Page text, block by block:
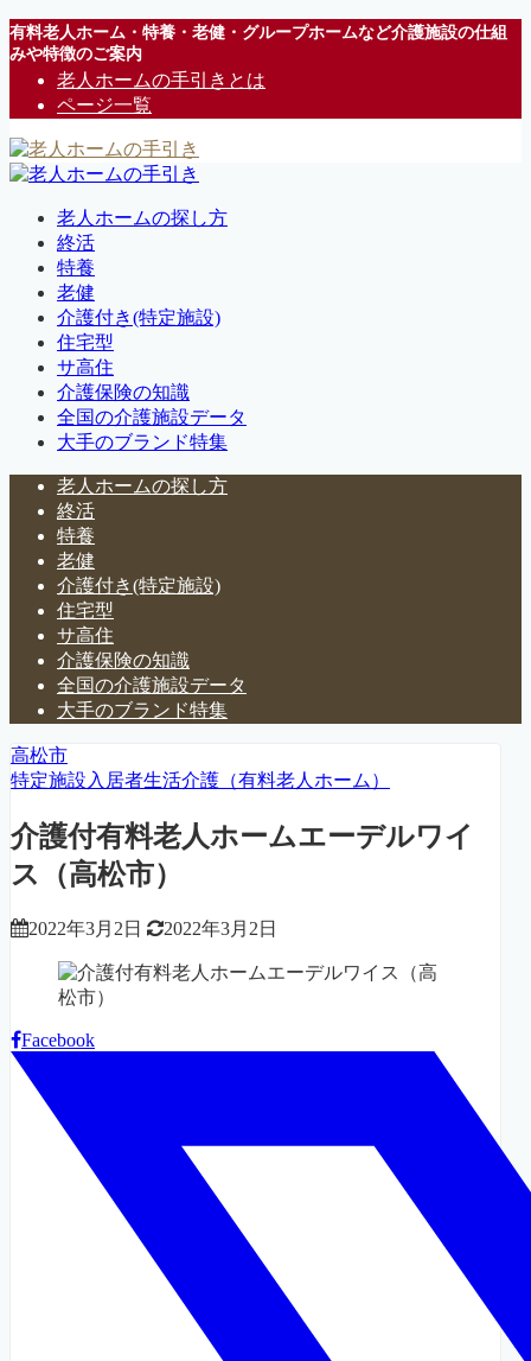
有料老人ホーム・特養・老健・グループホームなど介護施設の仕組
みや特徴のご案内
老人ホームの手引きとは
ページ一覧
老人ホームの探し方
終活
特養
老健
介護付き(特定施設)
住宅型
サ高住
介護保険の知識
全国の介護施設データ
大手のブランド特集
老人ホームの探し方
終活
特養
老健
介護付き(特定施設)
住宅型
サ高住
介護保険の知識
全国の介護施設データ
大手のブランド特集
高松市
特定施設入居者生活介護（有料老人ホーム）
介護付有料老人ホームエーデルワイ
ス（高松市）
2022年3月2日 2022年3月2日
Facebook